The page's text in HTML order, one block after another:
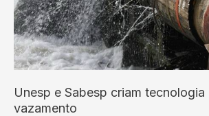
Unesp e Sabesp criam
vazamento